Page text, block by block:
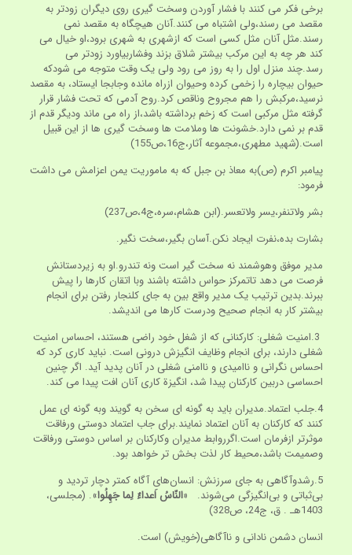
برخی فکر می کنند با فشار آوردن وسخت گیری روی دیگران زودتر به
مقصد می رسند،ولی اشتباه می کنند.آنان هیچگاه به مقصد نمی
رسند.مثل آنان مثل کسی است که ازشهری به شهری برود،او خیال می
کند هر چه به این مرکب بیشتر شلاق بزند وفشاربیاورد زودتر می
رسد.چند منزل اول را به روز می رود ولی یک وقت متوجه می شودکه
حیوان بیچاره را زخمی کرده وحیوان ازراه مانده وجابجا ایستاد، به مقصد
نرسید،مرکبش را هم مجروح وناقص کرد.روح آدمی که تحت فشار قرار
گرفته مثل مرکبی است که زخم برداشته باشد،از راه می ماند ودیگر قدم از
قدم بر نمی دارد.خشونت ها وملامت ها وسخت گیری ها از این قبیل
است.(شهید مطهری،مجموعه آثار،ج16،ص155)
پیامبر اکرم (ص)به معاذ بن جبل که به ماموریت یمن اعزامش می داشت
فرمود:
بشر ولاتنفر،یسر ولاتعسر.(ابن هشام،سره،ج4،ص237)
بشارت بده،نفرت ایجاد نکن.آسان بگیر،سخت نگیر.
مدیر موفق وهوشمند نه سخت گیر است ونه تندرو.او به زیردستانش
فرصت می دهد تاتمرکز حواس داشته باشند وبا اتقان کارها را پیش
ببرند.بدین ترتیب یک مدیر واقع بین به جای کلنجار رفتن برای انجام
بیشتر کار به انجام صحیح ودرست کارها می اندیشد.
3.امنیت شغلی: کارکنانی که از شغل خود راضی هستند، احساس امنیت
شغلی دارند، برای انجام وظایف انگیزش درونی است. نباید کاری کرد که
احساس نگرانی و ناامیدی و ناامنی شغلی در آنان پدید آید. اگر چنین
احساسی دربین کارکنان پیدا شد، انگیزة کاری آنان افت پیدا می کند.
4.جلب اعتماد.مدیران باید به گونه ای سخن به گویند وبه گونه ای عمل
کنند که کارکنان به آنان اعتماد نمایند.برای جاب اعتماد دوستی ورفاقت
موثرتر ازفرمان است.اگرروابط مدیران وکارکنان بر اساس دوستی ورفاقت
وصمیمت باشد،محیط کار لذت بخش تر خواهد بود.
5.رشدوآگاهی به جای سرزنش: انسان‌های آگاه کمتر دچار تردید و
بی‌ثباتی و بی‌انگیزگی می‌شوند. «النّاسُ اَعداءٌ لِما جَهِلُوا». (مجلسی،
1403هـ . ق، ج24، ص328)
انسان دشمن نادانی و ناآگاهی(خویش) است.